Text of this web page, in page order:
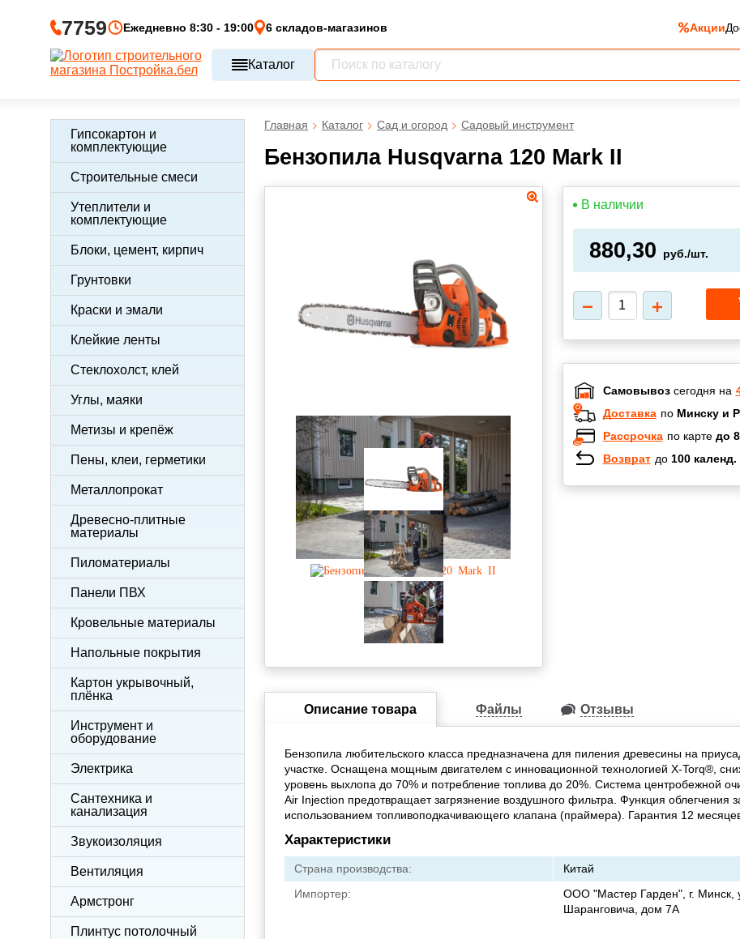
7759 Ежедневно 8:30 - 19:00 6 складов-магазинов Акции
Каталог
Гипсокартон и
комплектующие
Строительные смеси
Утеплители и
комплектующие
Блоки, цемент, кирпич
Грунтовки
Краски и эмали
Клейкие ленты
Стеклохолст, клей
Углы, маяки
Метизы и крепёж
Пены, клеи, герметики
Металлопрокат
Древесно-плитные
материалы
Пиломатериалы
Панели ПВХ
Кровельные материалы
Напольные покрытия
Картон укрывочный,
плёнка
Инструмент и
оборудование
Электрика
Сантехника и
канализация
Звукоизоляция
Вентиляция
Армстронг
Плинтус потолочный
Главная Каталог Сад и огород Садовый инструмент
Бензопила Husqvarna 120 Mark II
В наличии
880,30 руб./шт.
Самовывозсегодня на
Доставка по Минску и
Рассрочка по карте до
Возврат до 100 календ.
Описание товара Файлы Отзывы
Бензопила любительского класса предназначена для пиления древесины на
участке. Оснащена мощным двигателем с инновационной технологией X-Torq®,
уровень выхлопа до 70% и потребление топлива до 20%. Система центробежной
Air Injection предотвращает загрязнение воздушного фильтра. Функция облегчения
использованием топливоподкачивающего клапана (праймера). Гарантия 12
Характеристики
Страна производства:
Китай
Импортер:
ООО "Мастер Гарден", г. Минск,
Шаранговича, дом 7А